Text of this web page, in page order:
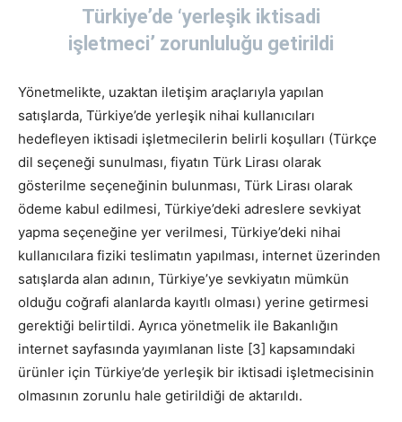
Türkiye’de ‘yerleşik iktisadi
işletmeci’ zorunluluğu getirildi
Yönetmelikte, uzaktan iletişim araçlarıyla yapılan
satışlarda, Türkiye’de yerleşik nihai kullanıcıları
hedefleyen iktisadi işletmecilerin belirli koşulları (Türkçe
dil seçeneği sunulması, fiyatın Türk Lirası olarak
gösterilme seçeneğinin bulunması, Türk Lirası olarak
ödeme kabul edilmesi, Türkiye’deki adreslere sevkiyat
yapma seçeneğine yer verilmesi, Türkiye’deki nihai
kullanıcılara fiziki teslimatın yapılması, internet üzerinden
satışlarda alan adının, Türkiye’ye sevkiyatın mümkün
olduğu coğrafi alanlarda kayıtlı olması) yerine getirmesi
gerektiği belirtildi. Ayrıca yönetmelik ile Bakanlığın
internet sayfasında yayımlanan liste [3] kapsamındaki
ürünler için Türkiye’de yerleşik bir iktisadi işletmecisinin
olmasının zorunlu hale getirildiği de aktarıldı.